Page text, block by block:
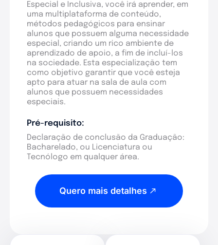
Especial e Inclusiva, você irá aprender, em
uma multiplataforma de conteúdo,
métodos pedagógicos para ensinar
alunos que possuem alguma necessidade
especial, criando um rico ambiente de
aprendizado de apoio, a fim de incluí-los
na sociedade. Esta especialização tem
como objetivo garantir que você esteja
apto para atuar na sala de aula com
alunos que possuem necessidades
especiais.
Pré-requisito:
Declaração de conclusão da Graduação:
Bacharelado, ou Licenciatura ou
Tecnólogo em qualquer área.
Quero mais detalhes